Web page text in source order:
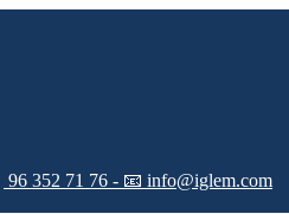
96 352 71 76 - 📧 info@iglem.com